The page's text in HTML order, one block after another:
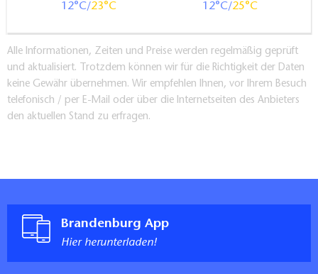
12 23 12 25
Alle Informationen, Zeiten und Preise werden regelmäßig geprüft
und aktualisiert. Trotzdem können wir für die Richtigkeit der Daten
keine Gewähr übernehmen. Wir empfehlen Ihnen, vor Ihrem Besuch
telefonisch / per E-Mail oder über die Internetseiten des Anbieters
den aktuellen Stand zu erfragen.
Brandenburg App
Hier herunterladen!